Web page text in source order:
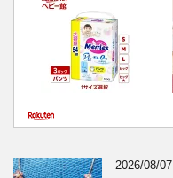
2026/08/07